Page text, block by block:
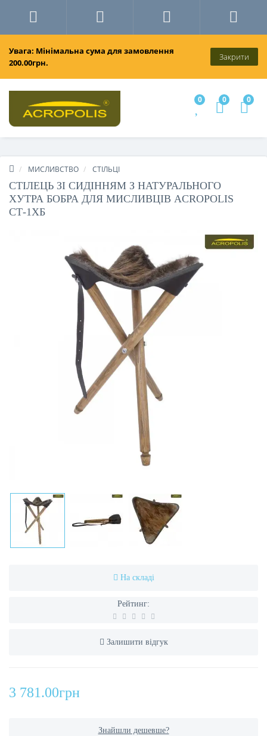
Увага: Мінімальна сума для замовлення
200.00грн.
Закрити
0 0 0
МИСЛИВСТВО СТІЛЬЦІ
СТІЛЕЦЬ ЗІ СИДІННЯМ З НАТУРАЛЬНОГО
ХУТРА БОБРА ДЛЯ МИСЛИВЦІВ ACROPOLIS
СТ-1ХБ
На складі
Рейтинг:
Залишити відгук
3 781.00грн
Знайшли дешевше?